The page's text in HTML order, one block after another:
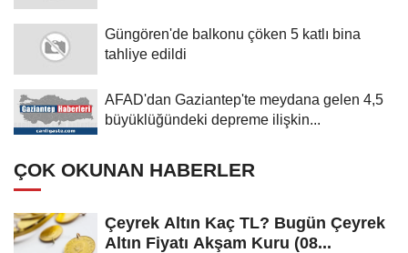
Güngören'de balkonu çöken 5 katlı bina
tahliye edildi
AFAD'dan Gaziantep'te meydana gelen 4,5
büyüklüğündeki depreme ilişkin...
ÇOK OKUNAN HABERLER
Çeyrek Altın Kaç TL? Bugün Çeyrek
Altın Fiyatı Akşam Kuru (08...